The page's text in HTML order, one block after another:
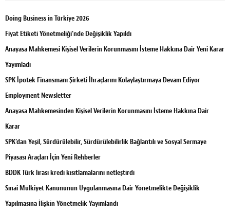
Doing Business in Türkiye 2026
Fiyat Etiketi Yönetmeliği’nde Değişiklik Yapıldı
Anayasa Mahkemesi Kişisel Verilerin Korunmasını İsteme Hakkına Dair Yeni Karar
Yayımladı
SPK İpotek Finansmanı Şirketi İhraçlarını Kolaylaştırmaya Devam Ediyor
Employment Newsletter
Anayasa Mahkemesinden Kişisel Verilerin Korunmasını İsteme Hakkına Dair
Karar
SPK’dan Yeşil, Sürdürülebilir, Sürdürülebilirlik Bağlantılı ve Sosyal Sermaye
Piyasası Araçları İçin Yeni Rehberler
BDDK Türk lirası kredi kısıtlamalarını netleştirdi
Sınai Mülkiyet Kanununun Uygulanmasına Dair Yönetmelikte Değişiklik
Yapılmasına İlişkin Yönetmelik Yayımlandı